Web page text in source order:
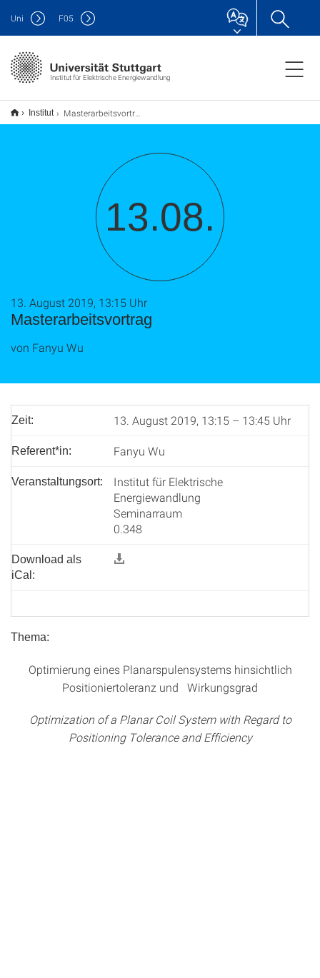
Institut für Elektrische Energiewandlung
Uni F05
Institut Masterarbeitsvortrag
13.08.
Masterarbeitsvortrag
13. August 2019, 13:15 Uhr
von Fanyu Wu
Zeit: 13. August 2019, 13:15 – 13:45 Uhr
Referent*in: Fanyu Wu
Veranstaltungsort:
Institut für Elektrische
Energiewandlung
Seminarraum
0.348
Download als
iCal:
Thema:
Optimierung eines Planarspulensystems hinsichtlich
Positioniertoleranz und Wirkungsgrad
Optimization of a Planar Coil System with Regard to
Positioning Tolerance and Efficiency